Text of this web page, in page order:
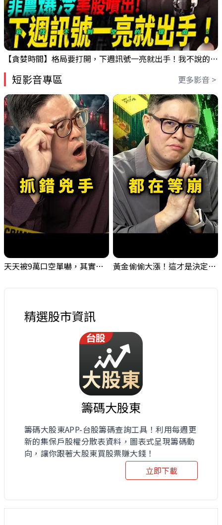
【貪婪時間】格局要打開，下週訊號一亮就出手！我不說的話還真一堆人不知道！｜錢進大趨勢 Mr.智霖 陳 2026/08/08
短影音專區 更多影音 >
天天被9萬口空單嚇，其實你盯錯地方了｜Mr.Jimmy高志銘 #台股 #外資期貨 #融資 黃金偷偷大漲！這才是決定台股生死的「真風向球」！｜Mr.Jimmy高志銘 #黃金 #美元指數 #聯準會
精選股市資訊
籌碼大股東
籌碼大股東APP-台股籌碼查詢工具！利用每週更
新的集保戶股權分散表資料，圖表式呈現籌碼動
向，讓你跟著大股東買股票賺大錢！
立即下載